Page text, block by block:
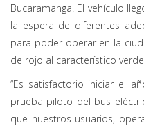
Bucaramanga. El vehículo
la espera de diferentes
para poder operar en la
de rojo al característico
“Es satisfactorio iniciar el
prueba piloto del bus
que nuestros usuarios,